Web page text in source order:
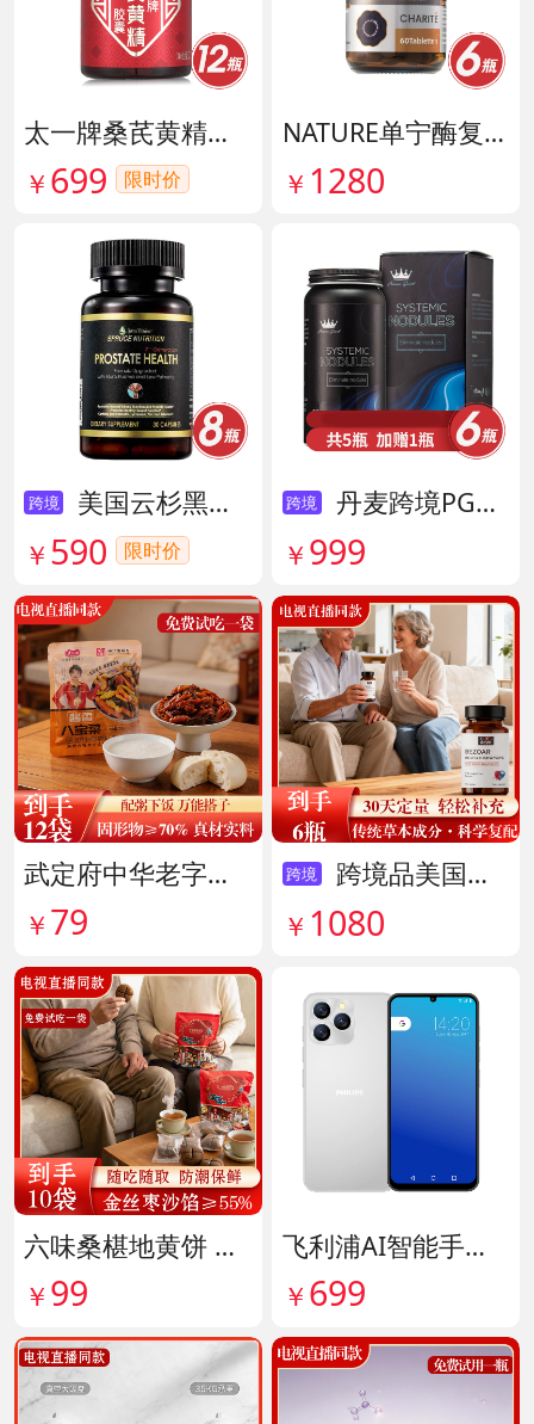
太一牌桑芪黄精胶囊 货号133159
￥ 699 限时价
NATURE单宁酶复合片 货号140546
￥ 1280
跨境
美国云杉黑金前列腺素胶囊 货号136211
￥ 590 限时价
跨境
丹麦跨境PG结节消复合片 货号138605
￥ 999
武定府中华老字号酱香八宝菜超值组 货号142007
￥ 79
跨境
跨境品美国拜滋牛黄安神宝 货号141775
￥ 1080
六味桑椹地黄饼 货号142090
￥ 99
飞利浦AI智能手机 货号141882
￥ 699